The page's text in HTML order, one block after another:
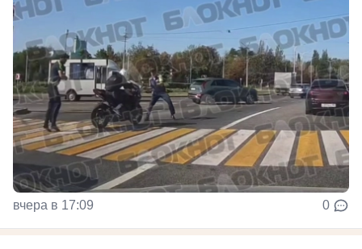
вчера в 17:09 0